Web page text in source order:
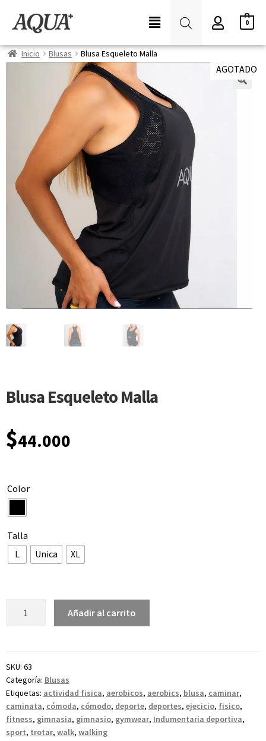
0
Inicio Blusas Blusa Esqueleto Malla
AGOTADO
Blusa Esqueleto Malla
$44.000
Color
Talla
L
Unica XL
Añadir al carrito
SKU: 63
Categoría: Blusas
Etiquetas: actividad fisica, aerobicos, aerobics, blusa, caminar,
caminata, cómoda, cómodo, deporte, deportes, ejecicio, fisico,
fitness, gimnasia, gimnasio, gymwear, Indumentaria deportiva,
sport, trotar, walk, walking